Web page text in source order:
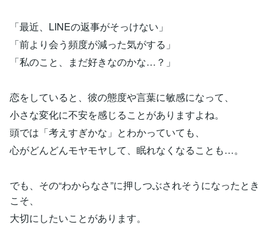
「最近、LINEの返事がそっけない」
「前より会う頻度が減った気がする」
「私のこと、まだ好きなのかな…？」
恋をしていると、彼の態度や言葉に敏感になって、
小さな変化に不安を感じることがありますよね。
頭では「考えすぎかな」とわかっていても、
心がどんどんモヤモヤして、眠れなくなることも…。
でも、その“わからなさ”に押しつぶされそうになったとき
こそ、
大切にしたいことがあります。